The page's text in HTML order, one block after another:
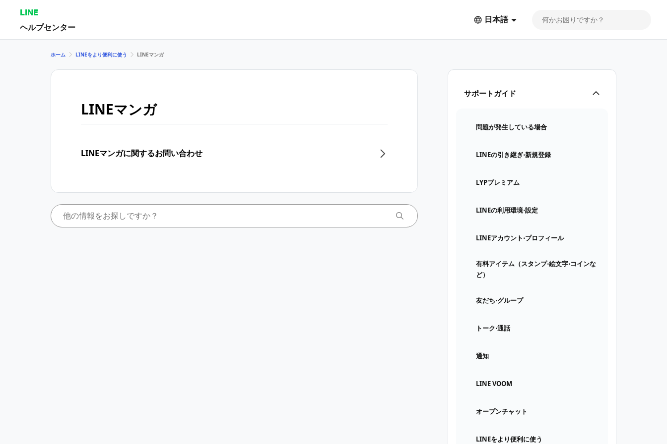
LINE
ヘルプセンター
日本語
サポートガイド
問題が発生している場合
LINEの引き継ぎ⋅新規登録
LYPプレミアム
LINEの利用環境⋅設定
LINEアカウント⋅プロフィール
有料アイテム（スタンプ⋅絵文字⋅コインな
ど）
友だち⋅グループ
トーク⋅通話
通知
LINE VOOM
オープンチャット
LINEをより便利に使う
ホーム LINEをより便利に使う LINEマンガ
LINEマンガ
LINEマンガに関するお問い合わせ